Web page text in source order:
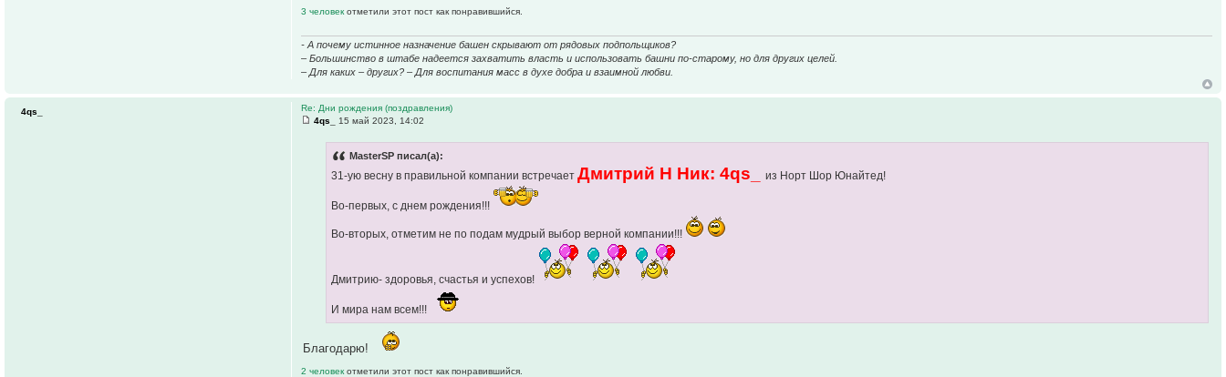
3 человекотметили этот пост как понравившийся.
- А почему истинное назначение башен скрывают от рядовых подпольщиков?
– Большинство в штабе надеется захватить власть и использовать башни по-старому, но для других целей.
– Для каких – других? – Для воспитания масс в духе добра и взаимной любви.
Re: Дни рождения (поздравления)
4qs_
15 май 2023, 14:02
MasterSP писал(а):
31-ую весну в правильной компании встречаетДмитрий Н Ник: 4qs_из Норт Шор Юнайтед!
Во-первых, с днем рождения!!!
Во-вторых, отметим не по подам мудрый выбор верной компании!!!
Дмитрию- здоровья, счастья и успехов!
И мира нам всем!!!
Благодарю!
2 человекотметили этот пост как понравившийся.
4qs_